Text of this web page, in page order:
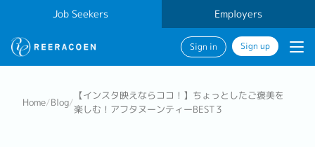
Job Seekers Employers
Sign in Sign up
Home/Blog/
【インスタ映えならココ！】ちょっとしたご褒美を
楽しむ！アフタヌーンティーBEST３